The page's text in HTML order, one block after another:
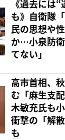
《過去には
も》自衛隊
民の思想や
か…小泉防
てない」
高市首相、
む「麻生支
木敏充氏も
衝撃の「解
も